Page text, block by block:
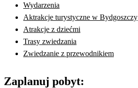
Wydarzenia
Aktrakcje turystyczne w Bydgoszczy
Atrakcje z dziećmi
Trasy zwiedzania
Zwiedzanie z przewodnikiem
Zaplanuj pobyt: